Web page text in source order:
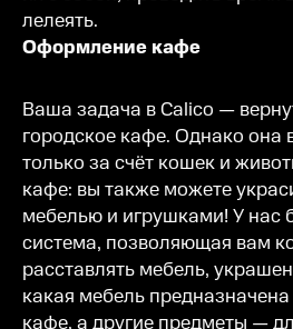
лелеять.
Оформление кафе
Ваша задача в Calico —
городское кафе. Однако она
только за счёт кошек и
кафе: вы также можете
мебелью и игрушками! У нас
система, позволяющая вам
расставлять мебель,
какая мебель
кафе, а другие предметы —